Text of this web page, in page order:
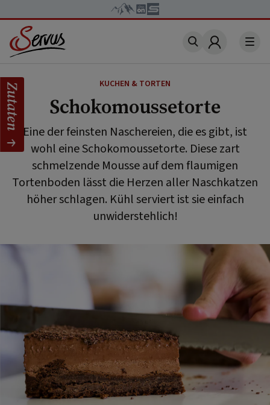
Account
KUCHEN & TORTEN
Schokomoussetorte
Eine der feinsten Naschereien, die es gibt, ist
wohl eine Schokomoussetorte. Diese zart
schmelzende Mousse auf dem flaumigen
Tortenboden lässt die Herzen aller Naschkatzen
höher schlagen. Kühl serviert ist sie einfach
unwiderstehlich!
Zutaten